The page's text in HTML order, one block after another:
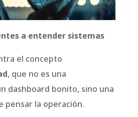
a entender sistemas
el concepto
, que no es una
dashboard bonito, sino una
pensar la operación.